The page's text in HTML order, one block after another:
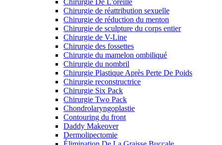
Chirurgie De L'oreille
Chirurgie de réattribution sexuelle
Chirurgie de réduction du menton
Chirurgie de sculpture du corps entier
Chirurgie de V-Line
Chirurgie des fossettes
Chirurgie du mamelon ombiliqué
Chirurgie du nombril
Chirurgie Plastique Après Perte De Poids
Chirurgie reconstructrice
Chirurgie Six Pack
Chirurgie Two Pack
Chondrolaryngoplastie
Contouring du front
Daddy Makeover
Dermolipectomie